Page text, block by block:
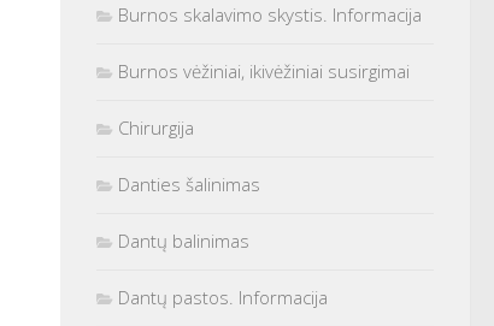
Burnos skalavimo skystis. Informacija
Burnos vėžiniai, ikivėžiniai susirgimai
Chirurgija
Danties šalinimas
Dantų balinimas
Dantų pastos. Informacija